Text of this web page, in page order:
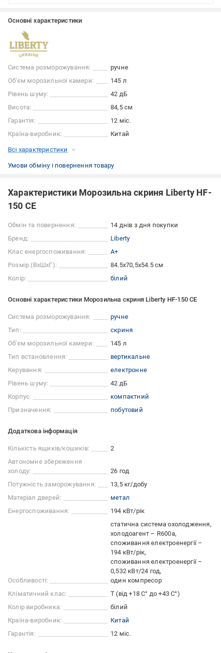
Основні характеристики
Система розморожування:
ручне
Об'єм морозильної камери:
145 л
Рівень шуму:
42 дБ
Висота:
84,5 см
Гарантія:
12 міс.
Країна-виробник:
Китай
Всі характеристики
Умови обміну і повернення товару
Характеристики Морозильна скриня Liberty HF-
150 CE
Обмін та повернення:
14 днів з дня покупки
Бренд:
Liberty
Клас енергоспоживання:
A+
Розмір (ВхШхГ):
84.5x70,5x54.5 см
Колір:
білий
Основні характеристики Морозильна скриня Liberty HF-150 CE
Система розморожування:
ручне
Тип:
скриня
Об'єм морозильної камери:
145 л
Тип встановлення:
вертикальне
Керування:
електронне
Рівень шуму:
42 дБ
Корпус:
компактний
Призначення:
побутовий
Додаткова інформація
Кількість ящиків/кошиків:
2
Автономне збереження
холоду:
26 год
Потужність заморожування:
13,5 кг/добу
Матеріал дверей:
метал
Енергоспоживання:
194 кВт/рік
Особливості:
статична система охолодження
холодоагент – R600a
споживання електроенергії –
194 кВт/рік
споживання електроенергії –
0,532 кВт/24 год
один компресор
Кліматичний клас:
Т (від +18 С° до +43 С°)
Колір виробника:
білий
Країна-виробник:
Китай
Гарантія:
12 міс.